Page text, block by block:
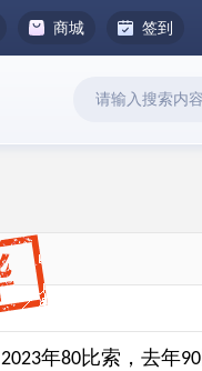
商城 签到
2023年80比索，去年90